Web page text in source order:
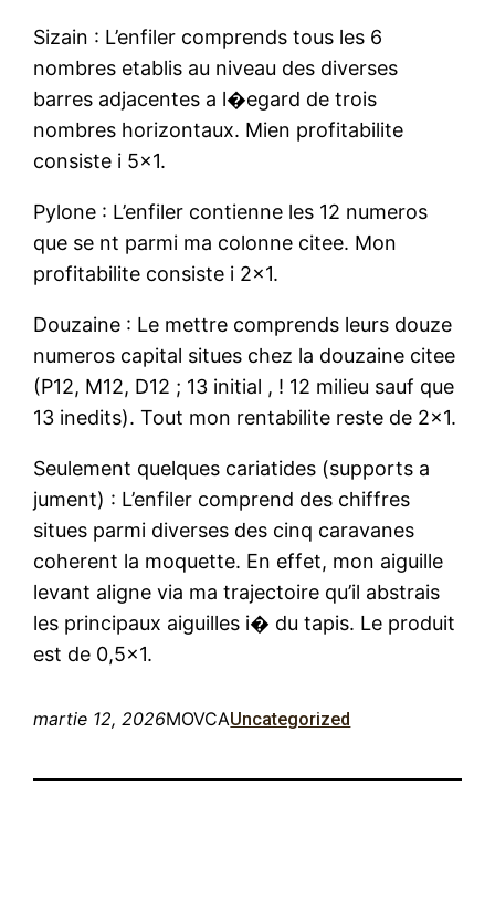
Sizain : L’enfiler comprends tous les 6
nombres etablis au niveau des diverses
barres adjacentes a l�egard de trois
nombres horizontaux. Mien profitabilite
consiste i 5×1.
Pylone : L’enfiler contienne les 12 numeros
que se nt parmi ma colonne citee. Mon
profitabilite consiste i 2×1.
Douzaine : Le mettre comprends leurs douze
numeros capital situes chez la douzaine citee
(P12, M12, D12 ; 13 initial , ! 12 milieu sauf que
13 inedits). Tout mon rentabilite reste de 2×1.
Seulement quelques cariatides (supports a
jument) : L’enfiler comprend des chiffres
situes parmi diverses des cinq caravanes
coherent la moquette. En effet, mon aiguille
levant aligne via ma trajectoire qu’il abstrais
les principaux aiguilles i� du tapis. Le produit
est de 0,5×1.
martie 12, 2026MOVCAUncategorized